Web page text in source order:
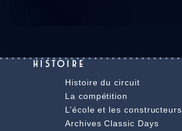
HISTOIRE
Histoire du circuit
La compétition
L’école et les constructeurs
Archives Classic Days